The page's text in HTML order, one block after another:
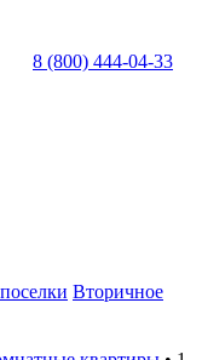
8 (800) 444-04-33
Вторичное